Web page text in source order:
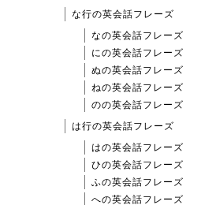
な行の英会話フレーズ
なの英会話フレーズ
にの英会話フレーズ
ぬの英会話フレーズ
ねの英会話フレーズ
のの英会話フレーズ
は行の英会話フレーズ
はの英会話フレーズ
ひの英会話フレーズ
ふの英会話フレーズ
への英会話フレーズ